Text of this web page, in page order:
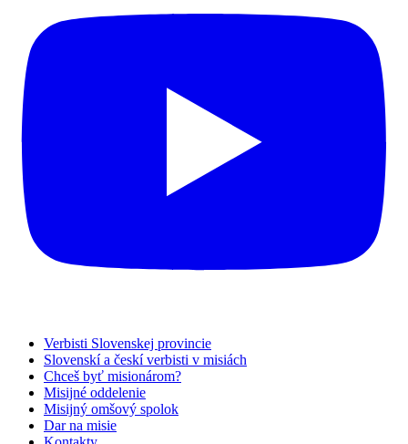
Verbisti Slovenskej provincie
Slovenskí a českí verbisti v misiách
Chceš byť misionárom?
Misijné oddelenie
Misijný omšový spolok
Dar na misie